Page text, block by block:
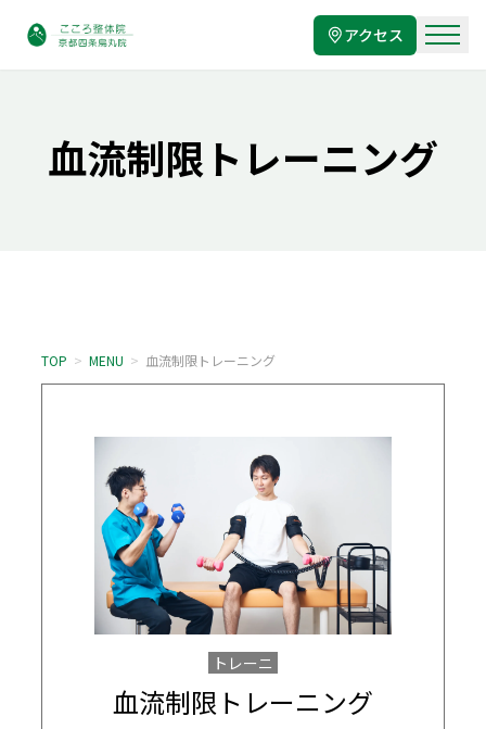
アクセス
血流制限トレーニング
TOP > MENU > 血流制限トレーニング
トレーニ
血流制限トレーニング